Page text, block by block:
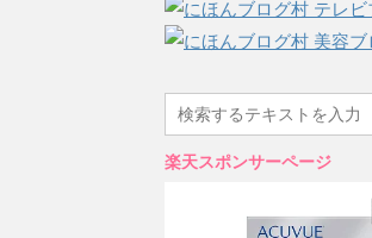
楽天スポンサーページ